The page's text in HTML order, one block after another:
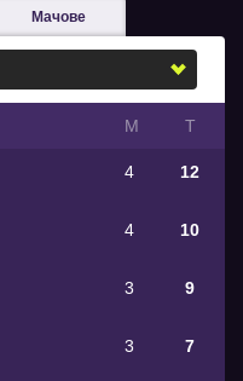
Мачове
М Т
4 12
4 10
3 9
3 7